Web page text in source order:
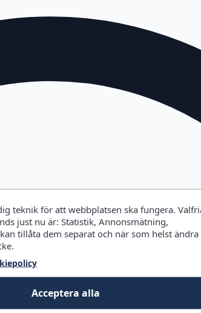
teknik för att webbplatsen ska fungera.
just nu är: Statistik, Annonsmätning,
tillåta dem separat och när som helst ändra
Acceptera alla